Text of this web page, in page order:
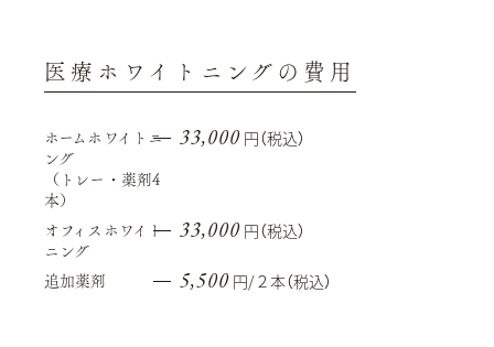
医療ホワイトニングの費用
ホームホワイトニ
ング
（トレー・薬剤4
本）
33,000 円（税込）
オフィスホワイト
ニング
33,000 円（税込）
追加薬剤 5,500 円/２本（税込）